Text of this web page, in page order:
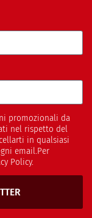
promozionali da
nel rispetto del
in qualsiasi
email.Per
Policy.